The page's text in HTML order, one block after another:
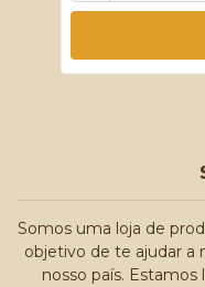
Somos uma loja de
objetivo de te ajudar a
nosso país.